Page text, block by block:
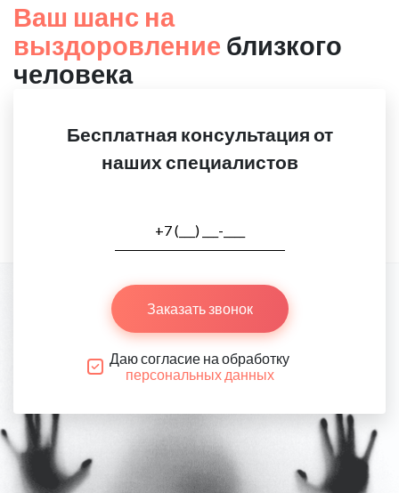
Ваш шанс на
выздоровление близкого
человека
Бесплатная консультация от
наших специалистов
Заказать звонок
Даю согласие на обработку
персональных данных